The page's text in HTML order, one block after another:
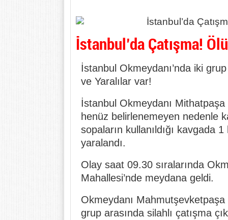
İstanbul’da Çatışma!
İstanbul Okmeydanı’nda iki
ve Yaralılar var!
İstanbul Okmeydanı
henüz belirlenemeyen nedenle
sopaların kullanıldığı kavgada
yaralandı.
Olay saat 09.30 sıralarında
Mahallesi’nde meydana geldi.
Okmeydanı
grup arasında silahlı çatışma